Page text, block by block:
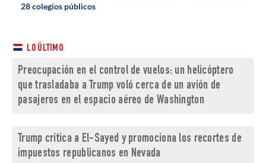
28 colegios públicos
LO ÚLTIMO
Preocupación en el control de vuelos: un helicóptero
que trasladaba a Trump voló cerca de un avión de
pasajeros en el espacio aéreo de Washington
Trump critica a El-Sayed y promociona los recortes de
impuestos republicanos en Nevada